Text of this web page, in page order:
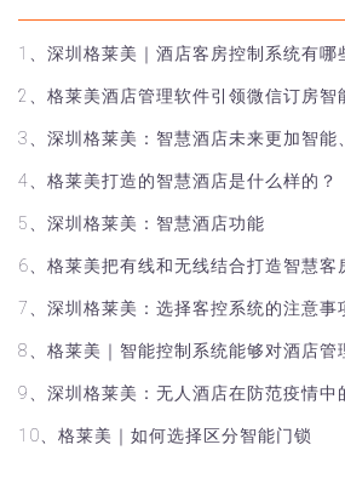
1、深圳格莱美｜酒店客房控制系统有哪
2、格莱美酒店管理软件引领微信订房智
3、深圳格莱美：智慧酒店未来更加智能
4、格莱美打造的智慧酒店是什么样的？
5、深圳格莱美：智慧酒店功能
6、格莱美把有线和无线结合打造智慧客
7、深圳格莱美：选择客控系统的注意事
8、格莱美｜智能控制系统能够对酒店管
9、深圳格莱美：无人酒店在防范疫情中
10、格莱美｜如何选择区分智能门锁